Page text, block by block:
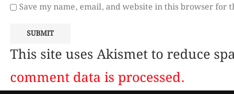
Save my name, email, and website in this browser for
This site uses Akismet to reduce
comment data is processed.